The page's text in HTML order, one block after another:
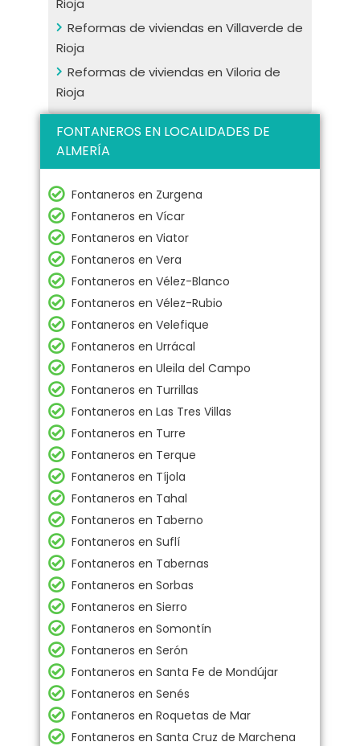
Rioja
Reformas de viviendas en Villaverde de
Rioja
Reformas de viviendas en Viloria de
Rioja
FONTANEROS EN LOCALIDADES DE
ALMERÍA
Fontaneros en Zurgena
Fontaneros en Vícar
Fontaneros en Viator
Fontaneros en Vera
Fontaneros en Vélez-Blanco
Fontaneros en Vélez-Rubio
Fontaneros en Velefique
Fontaneros en Urrácal
Fontaneros en Uleila del Campo
Fontaneros en Turrillas
Fontaneros en Las Tres Villas
Fontaneros en Turre
Fontaneros en Terque
Fontaneros en Tíjola
Fontaneros en Tahal
Fontaneros en Taberno
Fontaneros en Suflí
Fontaneros en Tabernas
Fontaneros en Sorbas
Fontaneros en Sierro
Fontaneros en Somontín
Fontaneros en Serón
Fontaneros en Santa Fe de Mondújar
Fontaneros en Senés
Fontaneros en Roquetas de Mar
Fontaneros en Santa Cruz de Marchena